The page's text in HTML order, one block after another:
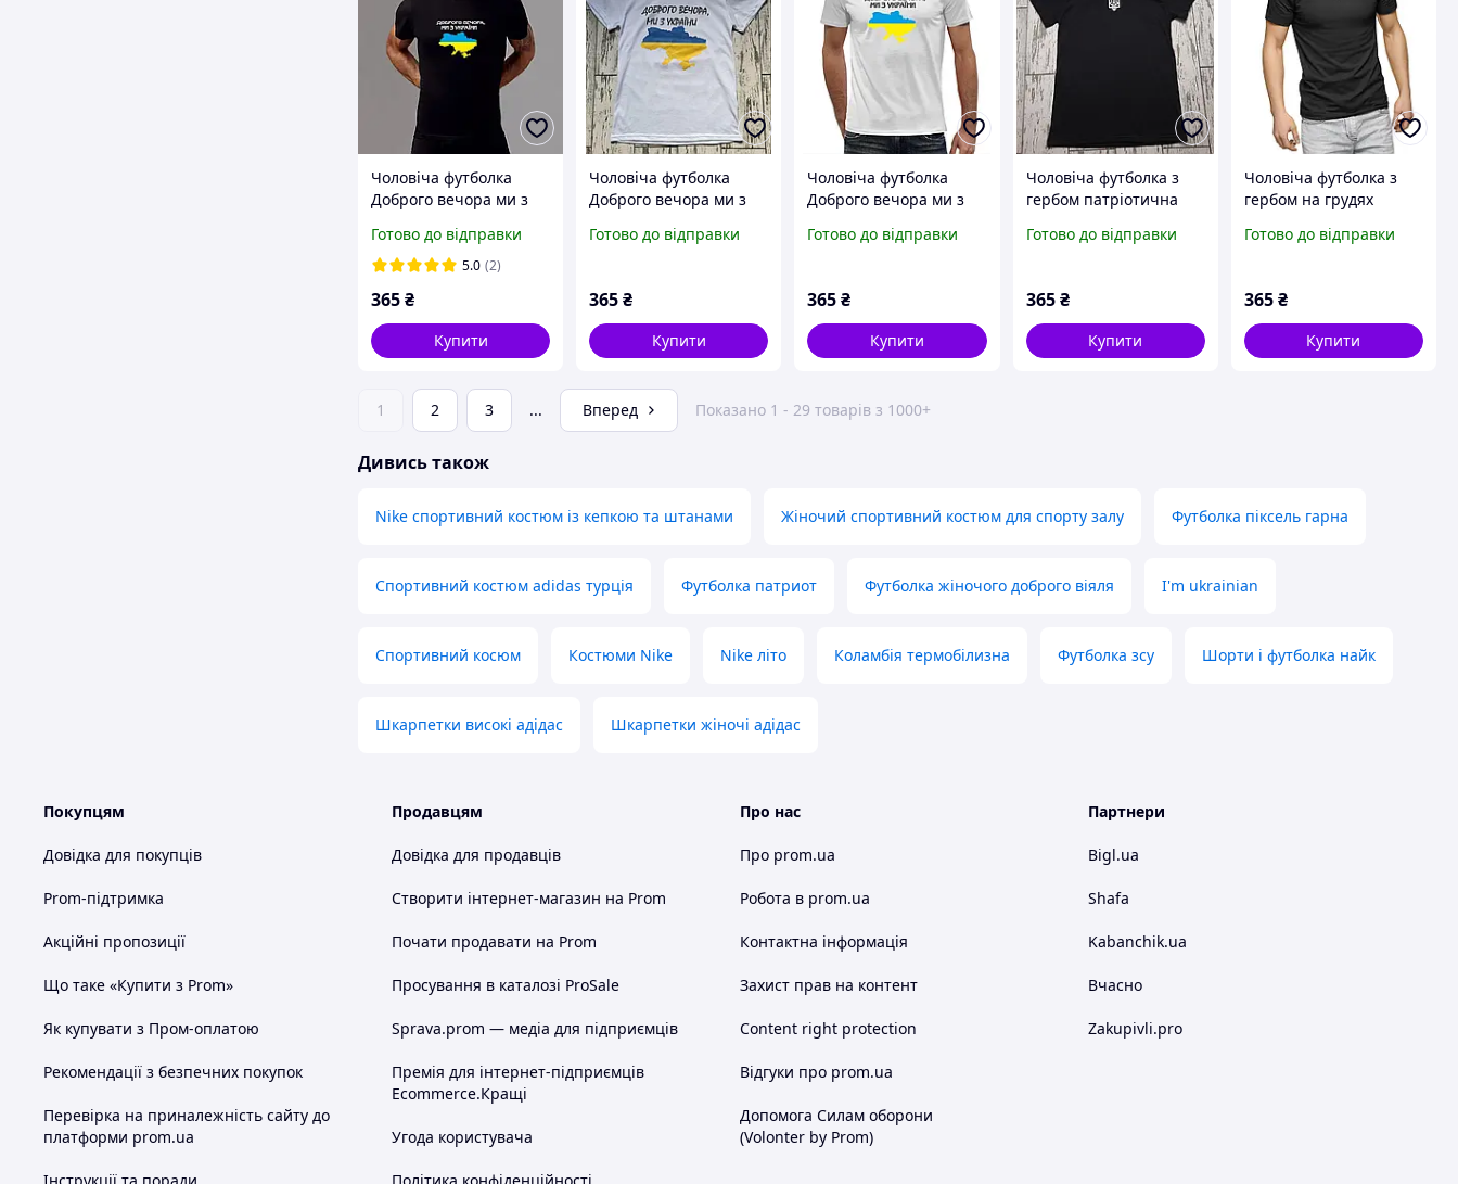
Чоловіча футболка
Доброго вечора ми з
Готово до відправки
5.0 (2)
365₴
Купити
Чоловіча футболка
Доброго вечора ми з
прапором
Готово до відправки
365₴
Купити
Чоловіча футболка
Доброго вечора ми з
біла і чорна
Готово до відправки
365₴
Купити
Чоловіча футболка з
гербом патріотична
Готово до відправки
365 ₴
Купити
Чоловіча футболка з
гербом на грудях
Готово до відправки
365₴
Купити
1 2 3 ... Вперед Показано 1 - 29 товарів з 1000+
Дивись також
Nike спортивний костюм із кепкою та штанами Жіночий спортивний костюм для спорту залу Футболка піксель гарна
Спортивний костюм adidas турція Футболка патриот Футболка жіночого доброго віяля I'm ukrainian
Спортивний косюм Костюми Nike Nike літо Коламбія термобілизна Футболка зсу Шорти і футболка найк
Шкарпетки високі адідас Шкарпетки жіночі адідас
Покупцям
Довідка для покупців
Prom-підтримка
Акційні пропозиції
Що таке «Купити з Prom»
Як купувати з Пром-оплатою
Рекомендації з безпечних покупок
Перевірка на приналежність сайту до
платформи prom.ua
Продавцям
Довідка для продавців
Створити інтернет-магазин на Prom
Почати продавати на Prom
Просування в каталозі ProSale
Sprava.prom — медіа для підприємців
Премія для інтернет-підприємців
Ecommerce.Кращі
Угода користувача
Про нас
Про prom.ua
Робота в prom.ua
Контактна інформація
Захист прав на контент
Content right protection
Відгуки про prom.ua
Допомога Силам оборони
(Volonter by Prom)
Партнери
Bigl.ua
Shafa
Kabanchik.ua
Вчасно
Zakupivli.pro